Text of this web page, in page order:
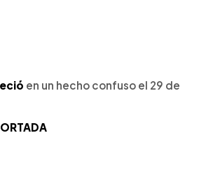
en un hecho confuso el 29 de